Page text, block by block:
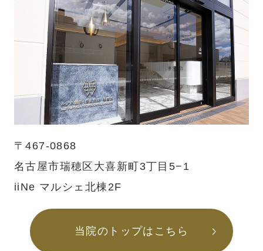
〒467-0868
名古屋市瑞穂区大喜新町3丁目5−1
iiNe マルシェ北棟2F
当院のトップはこちら